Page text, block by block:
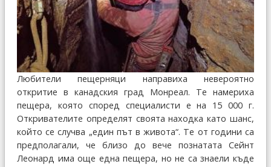
Любители пещерняци направиха невероятно
откритие в канадския град Монреал. Те намериха
пещера, която според специалисти е на 15 000 г.
Откривателите определят своята находка като шанс,
който се случва „един път в живота“. Te от години са
предполагали, че близо до вече познатата Сейнт
Леонард има още една пещера, но не са знаели къде